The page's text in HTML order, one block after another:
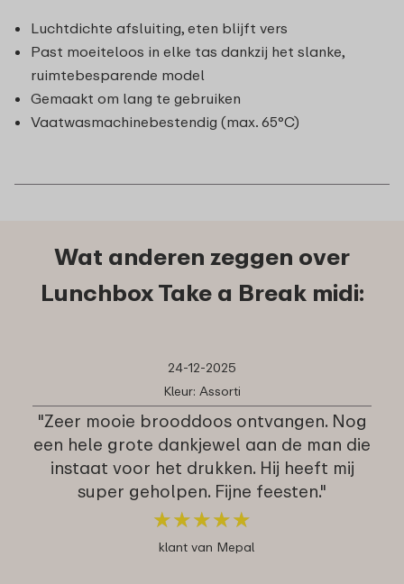
Luchtdichte afsluiting, eten blijft vers
Past moeiteloos in elke tas dankzij het slanke,
ruimtebesparende model
Gemaakt om lang te gebruiken
Vaatwasmachinebestendig (max. 65°C)
Wat anderen zeggen over
Lunchbox Take a Break midi:
24-12-2025
Kleur: Assorti
"Zeer mooie brooddoos ontvangen. Nog
een hele grote dankjewel aan de man die
instaat voor het drukken. Hij heeft mij
super geholpen. Fijne feesten."
★★★★★
★★★★★
klant van Mepal